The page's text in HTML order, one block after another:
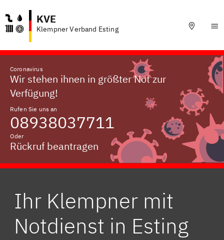
KVE
Klempner Verband Esting
Coronavirus
Wir stehen ihnen in größter Not zur
Verfügung!
Rufen Sie uns an
08938037711
Oder
Rückruf beantragen
Ihr Klempner mit
Notdienst in Esting